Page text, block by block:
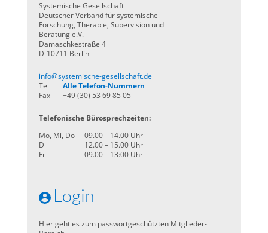
Systemische Gesellschaft
Deutscher Verband für systemische
Forschung, Therapie, Supervision und
Beratung e.V.
Damaschkestraße 4
D-10711 Berlin
info@systemische-gesellschaft.de
Tel
Alle Telefon-Nummern
Fax
+49 (30) 53 69 85 05
Telefonische Bürosprechzeiten:
Mo, Mi, Do
09.00 – 14.00 Uhr
Di
12.00 – 15.00 Uhr
Fr
09.00 – 13:00 Uhr
Login
Hier geht es zum passwortgeschützten Mitglieder-